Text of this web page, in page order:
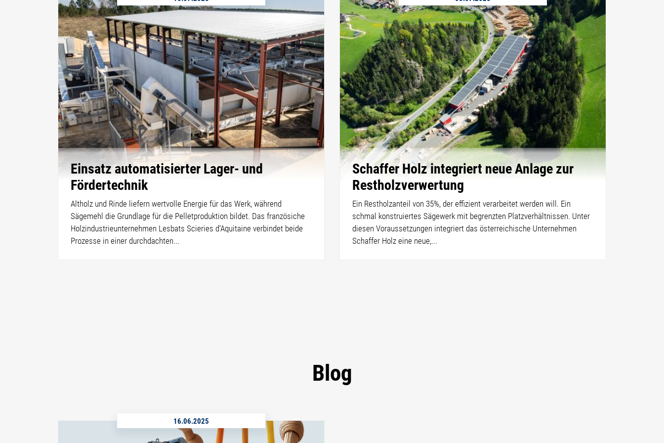
Einsatz automatisierter Lager- und
Fördertechnik
Altholz und Rinde liefern wertvolle Energie für das Werk, während
Sägemehl die Grundlage für die Pelletproduktion bildet. Das französiche
Holzindustrieunternehmen Lesbats Scieries d’Aquitaine verbindet beide
Prozesse in einer durchdachten...
Schaffer Holz integriert neue Anlage zur
Restholzverwertung
Ein Restholzanteil von 35%, der effizient verarbeitet werden will. Ein
schmal konstruiertes Sägewerk mit begrenzten Platzverhältnissen. Unter
diesen Voraussetzungen integriert das österreichische Unternehmen
Schaffer Holz eine neue,...
Blog
16.06.2025